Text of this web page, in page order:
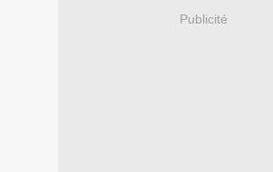
Publicité